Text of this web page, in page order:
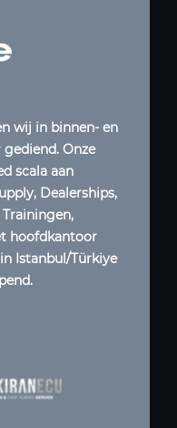
wij in binnen- en
Onze
scala aan
Dealerships,
hoofdkantoor
Istanbul/Türkiye